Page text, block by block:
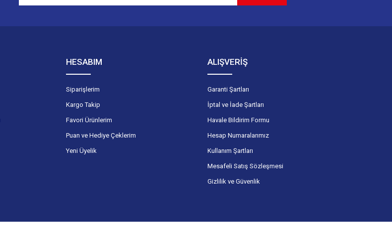
HESABIM
Siparişlerim
Kargo Takip
Favori Ürünlerim
Puan ve Hediye Çeklerim
Yeni Üyelik
ALIŞVERİŞ
Garanti Şartları
İptal ve İade Şartları
Havale Bildirim Formu
Hesap Numaralarımız
Kullanım Şartları
Mesafeli Satış Sözleşmesi
Gizlilik ve Güvenlik